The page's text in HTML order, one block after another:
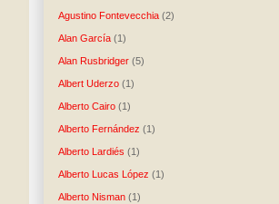
Agustino Fontevecchia (2)
Alan García (1)
Alan Rusbridger (5)
Albert Uderzo (1)
Alberto Cairo (1)
Alberto Fernández (1)
Alberto Lardiés (1)
Alberto Lucas López (1)
Alberto Nisman (1)